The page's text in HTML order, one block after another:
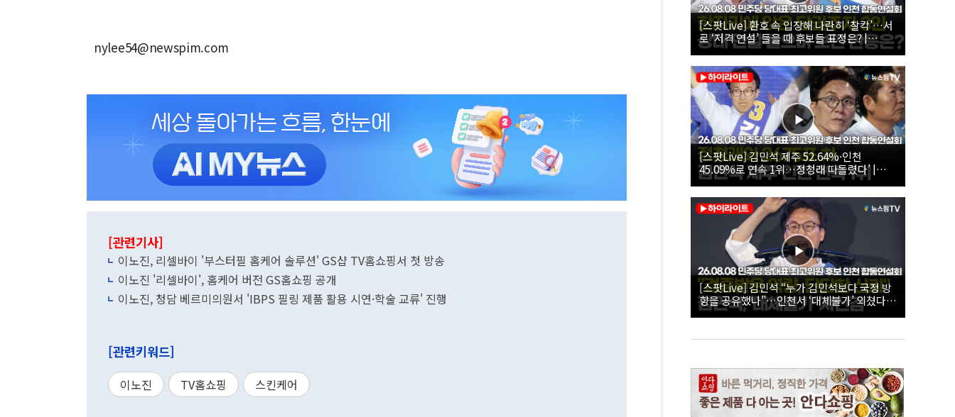
nylee54@newspim.com
[관련기사]
이노진, 리셀바이 '부스터필 홈케어 솔루션' GS샵 TV홈쇼핑서 첫 방송
이노진 '리셀바이', 홈케어 버전 GS홈쇼핑 공개
이노진, 청담 베르미의원서 'IBPS 필링 제품 활용 시연·학술 교류' 진행
[관련키워드]
이노진 TV홈쇼핑 스킨케어
[스팟Live] 환호 속 입장해 나란히 ‘찰칵’…서
로 ‘저격 연설’ 들을 때 후보들 표정은? |
26.08.08 더불어민주당 당대표·최고위원 후
보 인천 합동연설회
[스팟Live] 김민석 제주 52.64%·인천
45.09%로 연속 1위…정청래 따돌렸다’ |
26.08.08 더불어민주당 당대표·최고위원 후
보 인천 합동연설회
[스팟Live] 김민석 “누가 김민석보다 국정 방
향을 공유했나”…인천서 ‘대체불가’ 외쳤다 |
26.08.08 더불어민주당 당대표·최고위원 후